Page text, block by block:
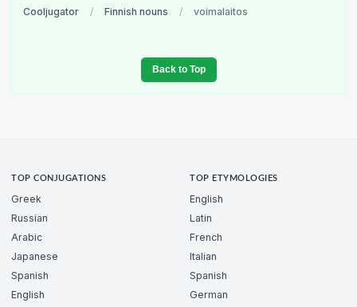
Cooljugator / Finnish nouns / voimalaitos
Back to Top
TOP CONJUGATIONS
Greek
Russian
Arabic
Japanese
Spanish
English
TOP ETYMOLOGIES
English
Latin
French
Italian
Spanish
German